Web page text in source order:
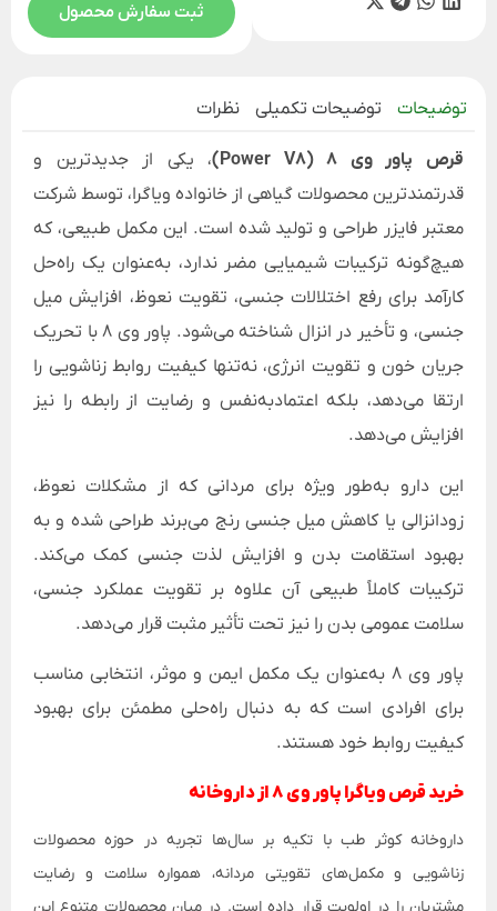
ثبت سفارش محصول
توضیحات توضیحات تکمیلی نظرات
قرص پاور وی 8 (Power V8)
، یکی از جدیدترین و
قدرتمندترین محصولات گیاهی از خانواده ویاگرا، توسط شرکت
معتبر فایزر طراحی و تولید شده است. این مکمل طبیعی، که
هیچ‌گونه ترکیبات شیمیایی مضر ندارد، به‌عنوان یک راه‌حل
کارآمد برای رفع اختلالات جنسی، تقویت نعوظ، افزایش میل
جنسی، و تأخیر در انزال شناخته می‌شود. پاور وی 8 با تحریک
جریان خون و تقویت انرژی، نه‌تنها کیفیت روابط زناشویی را
ارتقا می‌دهد، بلکه اعتمادبه‌نفس و رضایت از رابطه را نیز
افزایش می‌دهد.
این دارو به‌طور ویژه برای مردانی که از مشکلات نعوظ،
زودانزالی یا کاهش میل جنسی رنج می‌برند طراحی شده و به
بهبود استقامت بدن و افزایش لذت جنسی کمک می‌کند.
ترکیبات کاملاً طبیعی آن علاوه بر تقویت عملکرد جنسی،
سلامت عمومی بدن را نیز تحت تأثیر مثبت قرار می‌دهد.
پاور وی 8 به‌عنوان یک مکمل ایمن و موثر، انتخابی مناسب
برای افرادی است که به دنبال راه‌حلی مطمئن برای بهبود
کیفیت روابط خود هستند.
خرید قرص ویاگرا پاور وی 8 از داروخانه
داروخانه کوثر طب با تکیه بر سال‌ها تجربه در حوزه محصولات
زناشویی و مکمل‌های تقویتی مردانه، همواره سلامت و رضایت
مشتریان را در اولویت قرار داده است. در میان محصولات متنوع این